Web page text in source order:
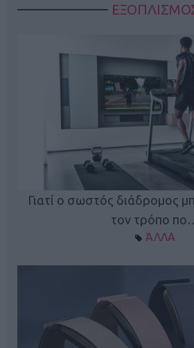
Γιατί ο σωστός διάδρομος
τον τρόπο
ΆΛΛΑ